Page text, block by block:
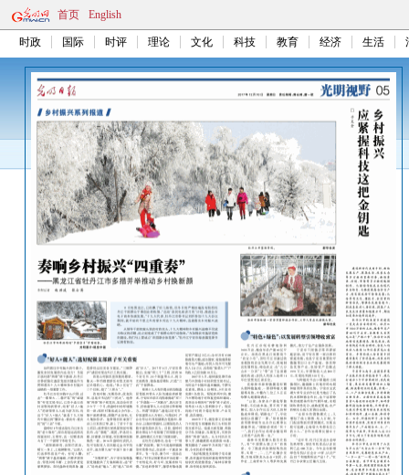
首页 English
时政 国际 时评 理论 文化 科技 教育 经济 生活